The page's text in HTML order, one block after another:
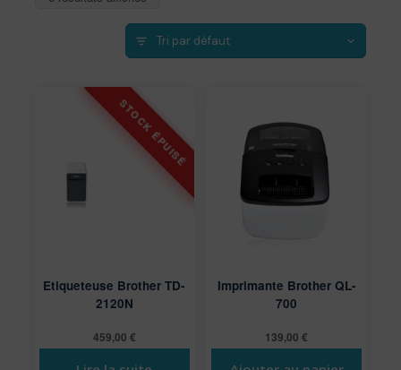
Etiqueteuse Brother TD-
2120N
459,00 €
Imprimante Brother QL-
700
139,00€